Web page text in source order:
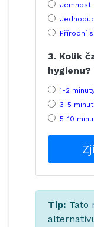
Jemnost
Přírodní
3. Kolik
hygienu?
1-2
3-5 minut
5-10
Tip: Tato